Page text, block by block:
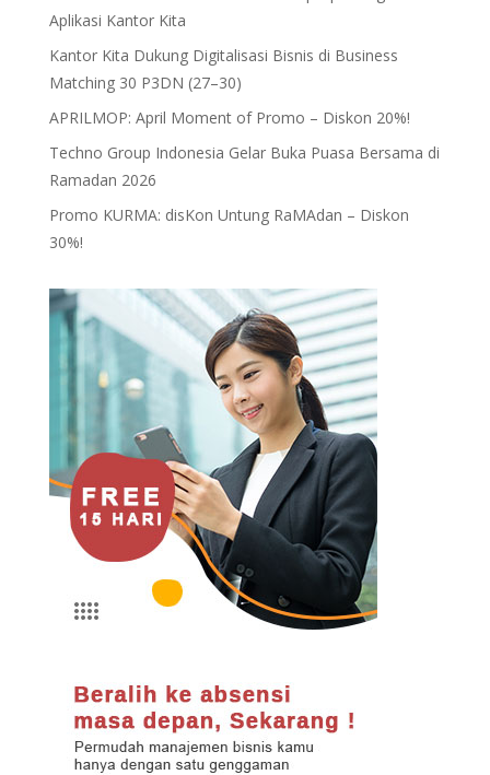
Aplikasi Kantor Kita
Kantor Kita Dukung Digitalisasi Bisnis di Business
Matching 30 P3DN (27–30)
APRILMOP: April Moment of Promo – Diskon 20%!
Techno Group Indonesia Gelar Buka Puasa Bersama di
Ramadan 2026
Promo KURMA: disKon Untung RaMAdan – Diskon
30%!